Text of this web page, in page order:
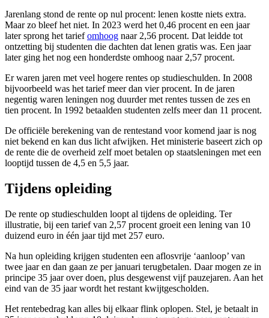
Jarenlang stond de rente op nul procent: lenen kostte niets extra.
Maar zo bleef het niet. In 2023 werd het 0,46 procent en een jaar
later sprong het tariefomhoog naar 2,56 procent. Dat leidde tot
ontzetting bij studenten die dachten dat lenen gratis was. Een jaar
later ging het nog een honderdste omhoog naar 2,57 procent.
Er waren jaren met veel hogere rentes op studieschulden. In 2008
bijvoorbeeld was het tarief meer dan vier procent. In de jaren
negentig waren leningen nog duurder met rentes tussen de zes en
tien procent. In 1992 betaalden studenten zelfs meer dan 11 procent.
De officiële berekening van de rentestand voor komend jaar is nog
niet bekend en kan dus licht afwijken. Het ministerie baseert zich op
de rente die de overheid zelf moet betalen op staatsleningen met een
looptijd tussen de 4,5 en 5,5 jaar.
Tijdens opleiding
De rente op studieschulden loopt al tijdens de opleiding. Ter
illustratie, bij een tarief van 2,57 procent groeit een lening van 10
duizend euro in één jaar tijd met 257 euro.
Na hun opleiding krijgen studenten een aflosvrije ‘aanloop’ van
twee jaar en dan gaan ze per januari terugbetalen. Daar mogen ze in
principe 35 jaar over doen, plus desgewenst vijf pauzejaren. Aan het
eind van de 35 jaar wordt het restant kwijtgescholden.
Het rentebedrag kan alles bij elkaar flink oplopen. Stel, je betaalt in